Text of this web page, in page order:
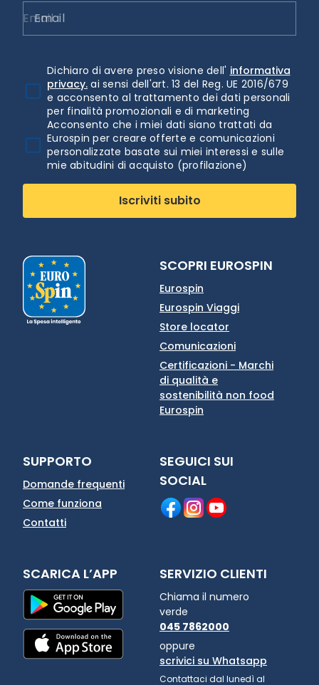
Email
Dichiaro di avere preso visione dell' informativa
privacy. ai sensi dell'art. 13 del Reg. UE 2016/679
e acconsento al trattamento dei dati personali
per finalità promozionali e di marketing
Acconsento che i miei dati siano trattati da
Eurospin per creare offerte e comunicazioni
personalizzate basate sui miei interessi e sulle
mie abitudini di acquisto (profilazione)
Iscriviti subito
SCOPRI EUROSPIN
Eurospin
Eurospin Viaggi
Store locator
Comunicazioni
Certificazioni - Marchi
di qualità e
sostenibilità non food
Eurospin
SUPPORTO
Domande frequenti
Come funziona
Contatti
SEGUICI SUI
SOCIAL
SCARICA L’APP SERVIZIO CLIENTI
Chiama il numero
verde
045 7862000
oppure
scrivici su Whatsapp
Contattaci dal lunedì al